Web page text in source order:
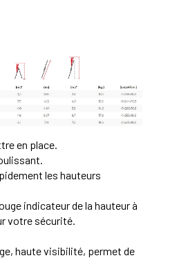
en place.
les hauteurs
indicateur de la hauteur à
votre sécurité.
haute visibilité, permet de